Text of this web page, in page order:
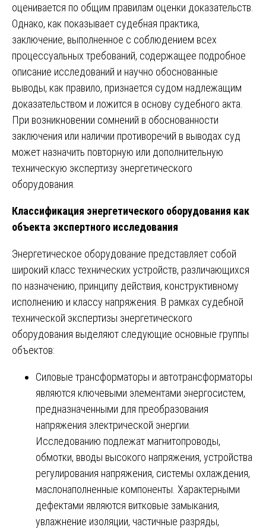
оценивается по общим правилам оценки доказательств.
Однако, как показывает судебная практика,
заключение, выполненное с соблюдением всех
процессуальных требований, содержащее подробное
описание исследований и научно обоснованные
выводы, как правило, признается судом надлежащим
доказательством и ложится в основу судебного акта.
При возникновении сомнений в обоснованности
заключения или наличии противоречий в выводах суд
может назначить повторную или дополнительную
техническую экспертизу энергетического
оборудования.
Классификация энергетического оборудования как
объекта экспертного исследования
Энергетическое оборудование представляет собой
широкий класс технических устройств, различающихся
по назначению, принципу действия, конструктивному
исполнению и классу напряжения. В рамках судебной
технической экспертизы энергетического
оборудования выделяют следующие основные группы
объектов:
Силовые трансформаторы и автотрансформаторы
являются ключевыми элементами энергосистем,
предназначенными для преобразования
напряжения электрической энергии.
Исследованию подлежат магнитопроводы,
обмотки, вводы высокого напряжения, устройства
регулирования напряжения, системы охлаждения,
маслонаполненные компоненты. Характерными
дефектами являются витковые замыкания,
увлажнение изоляции, частичные разряды,